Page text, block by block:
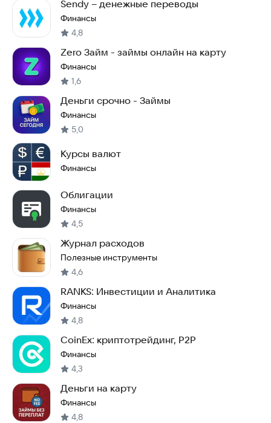
Sendy – денежные переводы
Финансы
4,8
Zero Займ - займы онлайн на карту
Финансы
1,6
Деньги срочно - Займы
Финансы
5,0
Курсы валют
Финансы
Облигации
Финансы
4,5
Журнал расходов
Полезные инструменты
4,6
RANKS: Инвестиции и Аналитика
Финансы
4,8
CoinEx: криптотрейдинг, P2P
Финансы
4,3
Деньги на карту
Финансы
4,8